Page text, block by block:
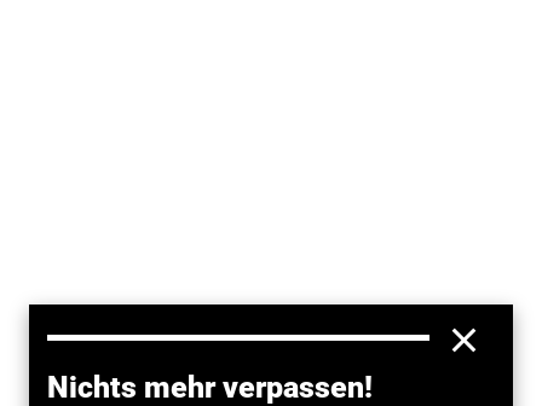
Nichts mehr verpassen!